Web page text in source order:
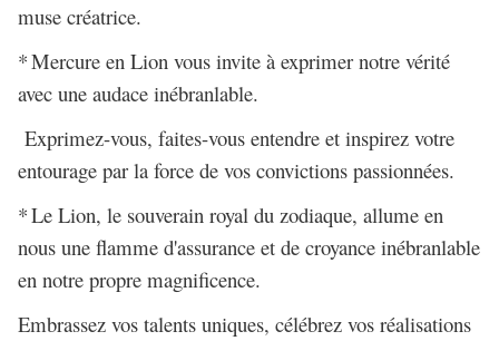
muse créatrice.
*Mercure en Lion vous invite à exprimer notre vérité
avec une audace inébranlable.
Exprimez-vous, faites-vous entendre et inspirez votre
entourage par la force de vos convictions passionnées.
*Le Lion, le souverain royal du zodiaque, allume en
nous une flamme d'assurance et de croyance inébranlable
en notre propre magnificence.
Embrassez vos talents uniques, célébrez vos réalisations